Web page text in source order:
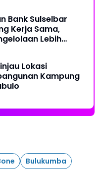
Bank Sulselbar
Kerja Sama,
Lebih
Lokasi
Kampung
Bulukumba